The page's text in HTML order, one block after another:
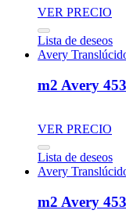
VER PRECIO
Lista de deseos
Avery
m2 Avery
VER PRECIO
Lista de deseos
Avery
m2 Avery